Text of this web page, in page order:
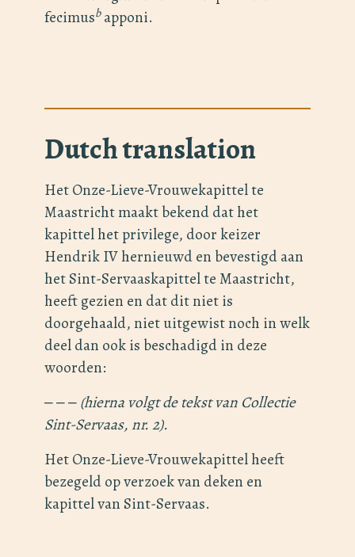
fecimusbapponi.
Dutch translation
Het Onze-Lieve-Vrouwekapittel te
Maastricht maakt bekend dat het
kapittel het privilege, door keizer
Hendrik IV hernieuwd en bevestigd aan
het Sint-Servaaskapittel te Maastricht,
heeft gezien en dat dit niet is
doorgehaald, niet uitgewist noch in welk
deel dan ook is beschadigd in deze
woorden:
‒ ‒ ‒(hierna volgt de tekst van Collectie
Sint-Servaas, nr. 2).
Het Onze-Lieve-Vrouwekapittel heeft
bezegeld op verzoek van deken en
kapittel van Sint-Servaas.